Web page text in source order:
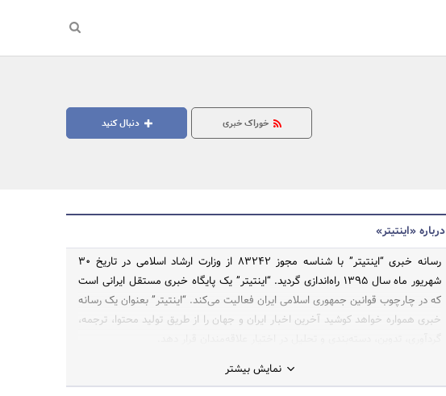
دنبال کنید خوراک خبری
درباره «اینتیتر»
رسانه خبری “اینتیتر” با شناسه مجوز ۸۳۲۴۲ از وزارت ارشاد اسلامی در تاریخ ۳۰
شهریور ماه سال ۱۳۹۵ راه‌اندازی گردید. “اینتیتر” یک پایگاه خبری مستقل ایرانی است
که در چارچوب قوانین جمهوری اسلامی ایران فعالیت می‌کند. “اینتیتر” بعنوان یک رسانه
خبری همواره خواهد کوشید آخرین اخبار ایران و جهان را از طریق تولید محتوا، ترجمه،
نمایش بیشتر